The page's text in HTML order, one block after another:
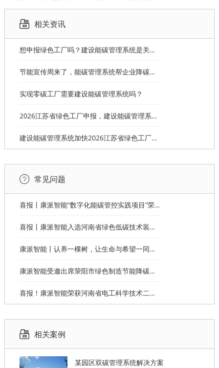
相关资讯
想申报绿色工厂吗？建设能碳管理系统是关键支撑
节能宣传周来了，能碳管理系统帮企业降碳达标
‌实现零碳工厂需要建设能碳管理系统吗？
2026江苏省绿色工厂申报，建设能碳管理系统锁定14分
建设能碳管理系统加快2026江苏省绿色工厂申报
常见问题
喜报丨康派智能“数字化能碳管控实践项目”荣获第十一届“创客中国”郑州市分赛企业组优秀奖
喜报丨康派智能入选河南省绿色低碳技术装备应用典型案例
康派智能丨认养一棵树，让生命与希望一同生长
康派智能受邀出席荥阳市绿色制造节能降碳工作说明会并作主题分享
喜报！康派智能荣获河南省电工科学技术二等奖
相关案例
某园区双碳管理系统解决方案